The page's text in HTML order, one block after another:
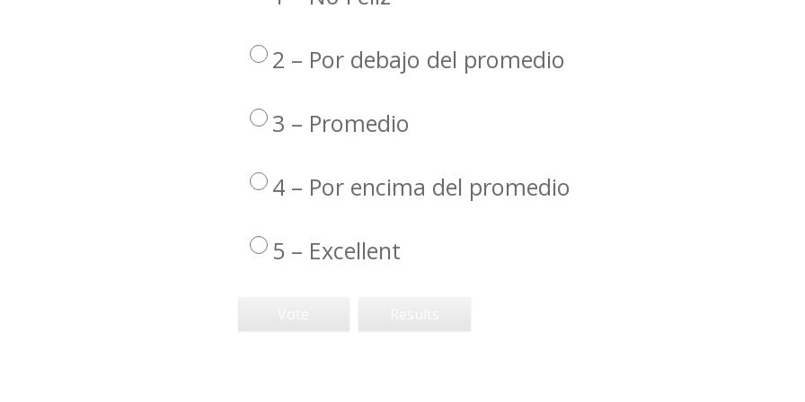
2 – Por debajo del promedio
3 – Promedio
4 – Por encima del promedio
5 – Excellent